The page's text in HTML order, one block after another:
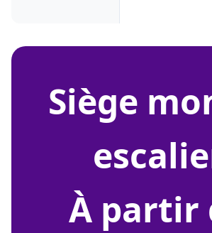
siège monte-
À partir